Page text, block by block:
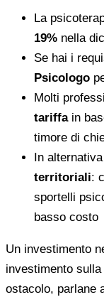
La
19% nella
Se hai i
Psicologo
Molti
tariffain
timore di
In
territoriali:
sportelli
basso costo
Un investimento
investimento
ostacolo, parlane